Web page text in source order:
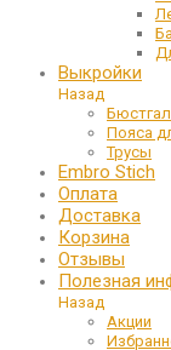
Выкройки
Назад
Пояса
Трусы
Embro Stich
Оплата
Доставка
Корзина
Отзывы
Полезная
Назад
Акции